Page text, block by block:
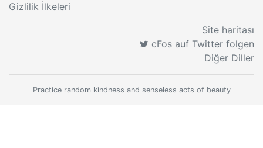
Gizlilik İlkeleri
Site haritası
cFos auf Twitter folgen
Diğer Diller
Practice random kindness and senseless acts of beauty